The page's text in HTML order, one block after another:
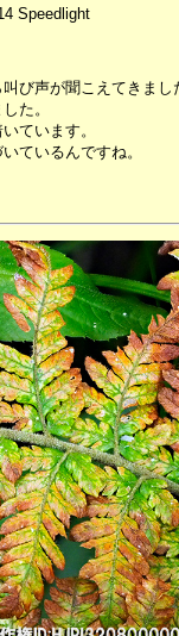
Speedlight
び声が聞こえてきまし
た。
ています。
ているんですね。